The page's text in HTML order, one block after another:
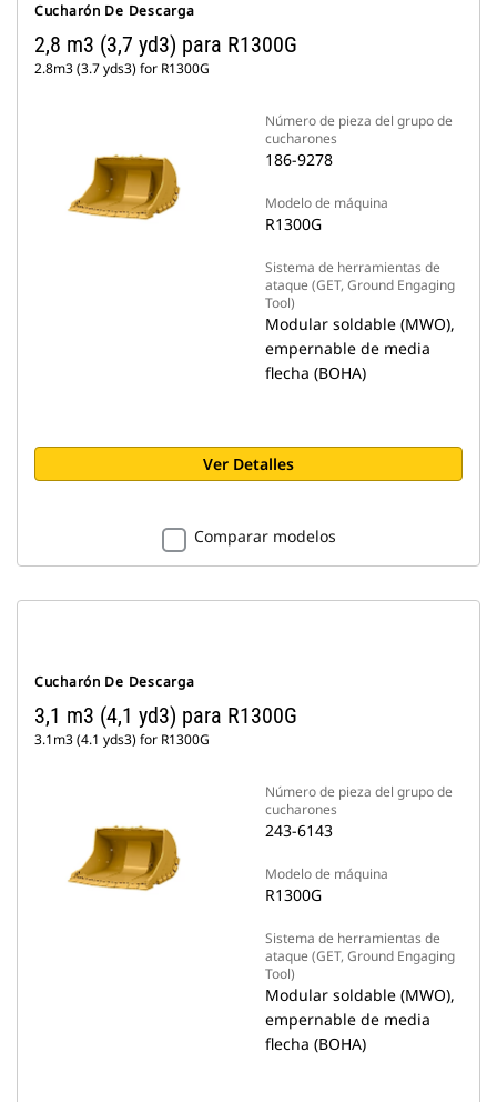
Cucharón De Descarga
2,8 m3 (3,7 yd3) para R1300G
2.8m3 (3.7 yds3) for R1300G
Número de pieza del grupo de
cucharones
186-9278
Modelo de máquina
R1300G
Sistema de herramientas de
ataque (GET, Ground Engaging
Tool)
Modular soldable (MWO),
empernable de media
flecha (BOHA)
Ver Detalles
Comparar modelos
Cucharón De Descarga
3,1 m3 (4,1 yd3) para R1300G
3.1m3 (4.1 yds3) for R1300G
Número de pieza del grupo de
cucharones
243-6143
Modelo de máquina
R1300G
Sistema de herramientas de
ataque (GET, Ground Engaging
Tool)
Modular soldable (MWO),
empernable de media
flecha (BOHA)